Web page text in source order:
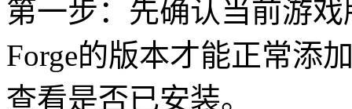
第一步：先确认当前游
Forge的版本才能正常添
查看是否已安装。